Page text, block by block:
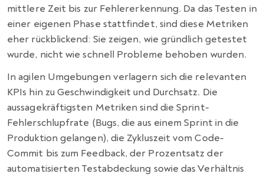
mittlere Zeit bis zur Fehlererkennung. Da das Testen in
einer eigenen Phase stattfindet, sind diese Metriken
eher rückblickend: Sie zeigen, wie gründlich getestet
wurde, nicht wie schnell Probleme behoben wurden.
In agilen Umgebungen verlagern sich die relevanten
KPIs hin zu Geschwindigkeit und Durchsatz. Die
aussagekräftigsten Metriken sind die Sprint-
Fehlerschlupfrate (Bugs, die aus einem Sprint in die
Produktion gelangen), die Zykluszeit vom Code-
Commit bis zum Feedback, der Prozentsatz der
automatisierten Testabdeckung sowie das Verhältnis